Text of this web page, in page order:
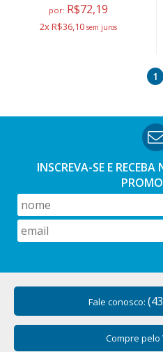
por: R$72,19
2x R$36,10
1
INSCREVA-SE E RECEBA
Fale conosco:
Compre